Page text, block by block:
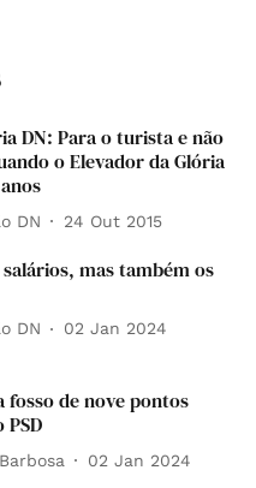
DN: Para o turista e não
o Elevador da Glória
DN 24 Out 2015
salários, mas também os
DN 02 Jan 2024
fosso de nove pontos
PSD
02 Jan 2024